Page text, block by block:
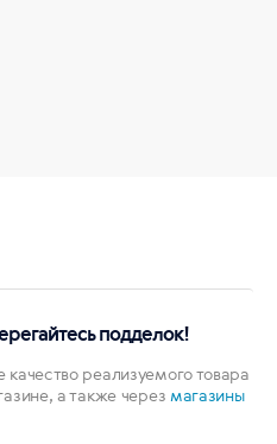
подделок!
реализуемого товара
а также через магазины